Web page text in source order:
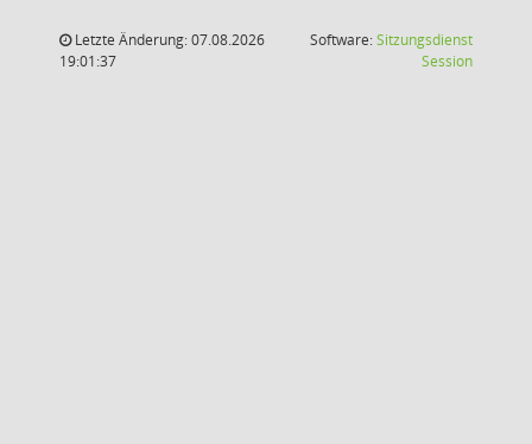
Letzte Änderung: 07.08.2026
19:01:37
Software:Sitzungsdienst
Session(Wird in